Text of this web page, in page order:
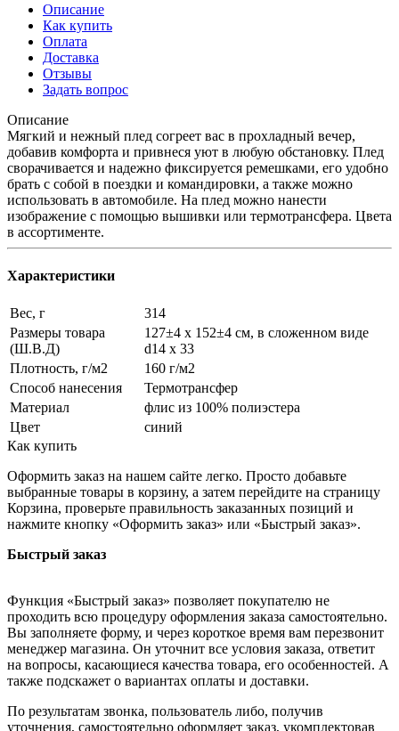
Описание
Как купить
Оплата
Доставка
Отзывы
Задать вопрос
Описание
Мягкий и нежный плед согреет вас в прохладный вечер,
добавив комфорта и привнеся уют в любую обстановку. Плед
сворачивается и надежно фиксируется ремешками, его удобно
брать с собой в поездки и командировки, а также можно
использовать в автомобиле. На плед можно нанести
изображение с помощью вышивки или термотрансфера. Цвета
в ассортименте.
Характеристики
Вес, г
314
Размеры товара
(Ш.В.Д)
127±4 х 152±4 см, в сложенном виде
d14 х 33
Плотность, г/м2
160 г/м2
Способ нанесения
Термотрансфер
Материал
флис из 100% полиэстера
Цвет
синий
Как купить
Оформить заказ на нашем сайте легко. Просто добавьте
выбранные товары в корзину, а затем перейдите на страницу
Корзина, проверьте правильность заказанных позиций и
нажмите кнопку «Оформить заказ» или «Быстрый заказ».
Быстрый заказ
Функция «Быстрый заказ» позволяет покупателю не
проходить всю процедуру оформления заказа самостоятельно.
Вы заполняете форму, и через короткое время вам перезвонит
менеджер магазина. Он уточнит все условия заказа, ответит
на вопросы, касающиеся качества товара, его особенностей. А
также подскажет о вариантах оплаты и доставки.
По результатам звонка, пользователь либо, получив
уточнения, самостоятельно оформляет заказ, укомплектовав